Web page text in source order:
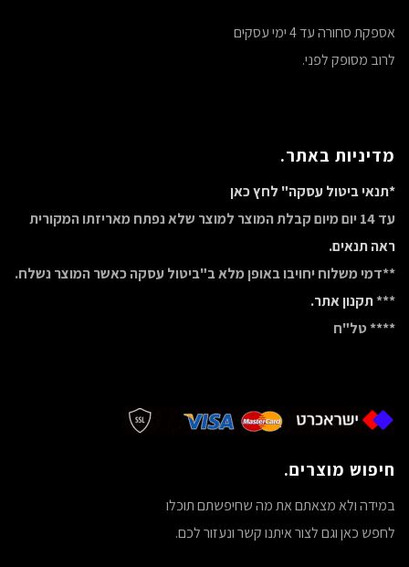
אספקת סחורה עד 4 ימי עסקים
לרוב מסופק לפני.
מדיניות באתר.
*תנאי ביטול עסקה" לחץ כאן
עד 14 יום מיום קבלת המוצר למוצר שלא נפתח מאריזתו המקורית
ראה תנאים.
**דמי משלוח יחויבו באופן מלא ב"ביטול עסקה כאשר המוצר נשלח.
***תקנון אתר.
**** טל"ח
חיפוש מוצרים.
במידה ולא מצאתם את מה שחיפשתם תוכלו
לחפש כאן וגם לצור איתנו קשר ונעזור לכם.